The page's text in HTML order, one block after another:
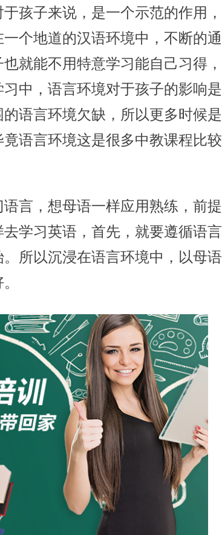
孩子来说，是一个示范的作用，
个地道的汉语环境中，不断的通
就能不用特意学习能自己习得，
中，语言环境对于孩子的影响是
语言环境欠缺，所以更多时候是
语言环境这是很多中教课程比较
言，想母语一样应用熟练，前提
学习英语，首先，就要遵循语言
所以沉浸在语言环境中，以母语